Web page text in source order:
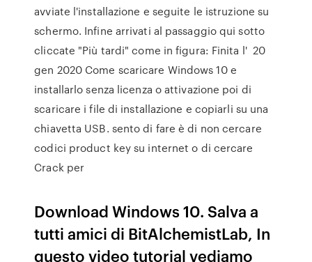
avviate l'installazione e seguite le istruzione su
schermo. Infine arrivati al passaggio qui sotto
cliccate "Più tardi" come in figura: Finita l' 20
gen 2020 Come scaricare Windows 10 e
installarlo senza licenza o attivazione poi di
scaricare i file di installazione e copiarli su una
chiavetta USB. sento di fare è di non cercare
codici product key su internet o di cercare
Crack per
Download Windows 10. Salva a
tutti amici di BitAlchemistLab, In
questo video tutorial vediamo